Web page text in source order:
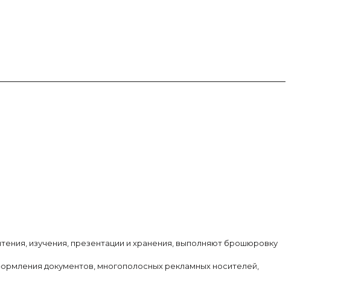
изучения, презентации и хранения, выполняют брошюровку
документов, многополосных рекламных носителей,